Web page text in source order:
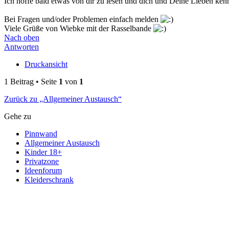
Bei Fragen und/oder Problemen einfach melden
Viele Grüße von Wiebke mit der Rasselbande
Nach oben
Antworten
Druckansicht
1 Beitrag • Seite 1 von 1
Zurück zu „Allgemeiner Austausch“
Gehe zu
Pinnwand
Allgemeiner Austausch
Kinder 18+
Privatzone
Ideenforum
Kleiderschrank